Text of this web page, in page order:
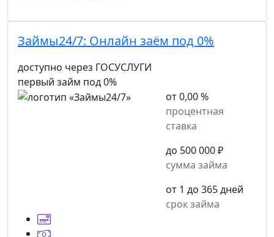
Займы24/7: Онлайн заём под 0%
доступно через ГОСУСЛУГИ
первый займ под 0%
от 0,00 %
процентная
ставка
до 500 000 ₽
сумма займа
от 1 до 365 дней
срок займа